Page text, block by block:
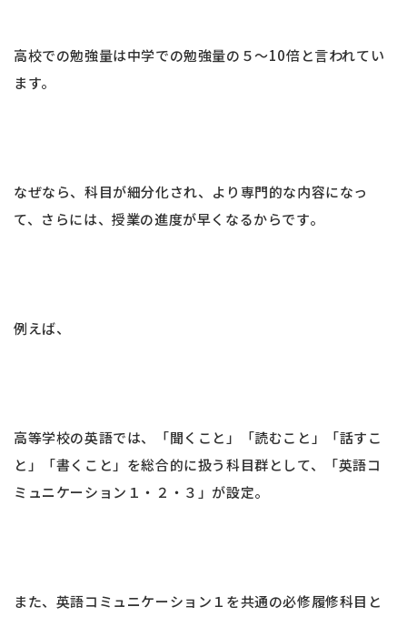
高校での勉強量は中学での勉強量の５〜10倍と言われてい
ます。
なぜなら、科目が細分化され、より専門的な内容になっ
て、さらには、授業の進度が早くなるからです。
例えば、
高等学校の英語では、「聞くこと」「読むこと」「話すこ
と」「書くこと」を総合的に扱う科目群として、「英語コ
ミュニケーション１・２・３」が設定。
また、英語コミュニケーション１を共通の必修履修科目と